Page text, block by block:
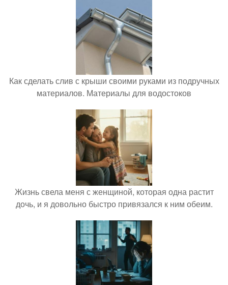
Как сделать слив с крыши своими руками из подручных
материалов. Материалы для водостоков
Жизнь свела меня с женщиной, которая одна растит
дочь, и я довольно быстро привязался к ним обеим.